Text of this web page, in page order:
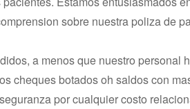
sobre nuestra poliza de
a menos que nuestro personal
cheques botados oh saldos con
por cualquier costo